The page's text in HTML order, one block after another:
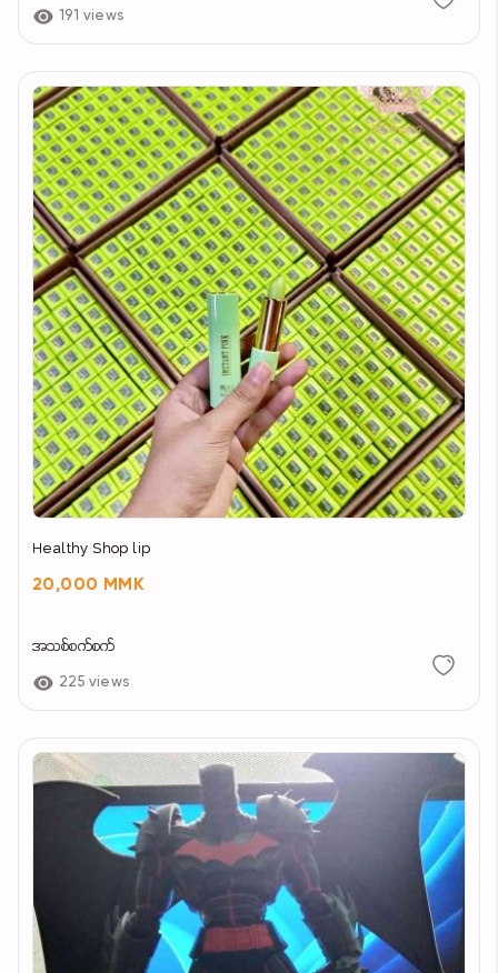
191 views
Healthy Shop lip
20,000 MMK
အသစ်စက်စက်
225 views